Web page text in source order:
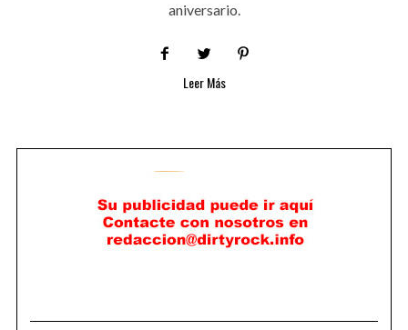
aniversario.
Leer Más